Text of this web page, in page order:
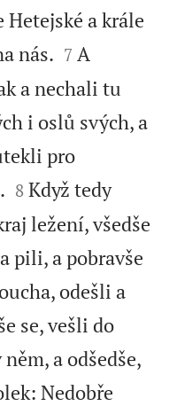
a krále
nás. 

7 A
a nechali tu
i oslů svých, a
pro


8 Když tedy
ležení, všedše
pili, a pobravše
odešli a
se, vešli do
a odšedše,
Nedobře